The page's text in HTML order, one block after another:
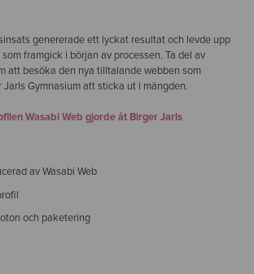
genererade ett lyckat resultat och levde upp
framgick i början av processen. Ta del av
att besöka den nya tilltalande webben som
Gymnasium att sticka ut i mängden.
Wasabi Web gjorde åt Birger Jarls
av Wasabi Web
och paketering